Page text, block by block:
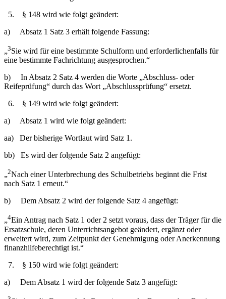
5. § 148 wird wie folgt geändert:
a) Absatz 1 Satz 3 erhält folgende Fassung:
„3Sie wird für eine bestimmte Schulform und erforderlichenfalls für
eine bestimmte Fachrichtung ausgesprochen.“
b) In Absatz 2 Satz 4 werden die Worte „Abschluss- oder
Reifeprüfung“ durch das Wort „Abschlussprüfung“ ersetzt.
6. § 149 wird wie folgt geändert:
a) Absatz 1 wird wie folgt geändert:
aa) Der bisherige Wortlaut wird Satz 1.
bb) Es wird der folgende Satz 2 angefügt:
„2Nach einer Unterbrechung des Schulbetriebs beginnt die Frist
nach Satz 1 erneut.“
b) Dem Absatz 2 wird der folgende Satz 4 angefügt:
„4Ein Antrag nach Satz 1 oder 2 setzt voraus, dass der Träger für die
Ersatzschule, deren Unterrichtsangebot geändert, ergänzt oder
erweitert wird, zum Zeitpunkt der Genehmigung oder Anerkennung
finanzhilfeberechtigt ist.“
7. § 150 wird wie folgt geändert:
a) Dem Absatz 1 wird der folgende Satz 3 angefügt: